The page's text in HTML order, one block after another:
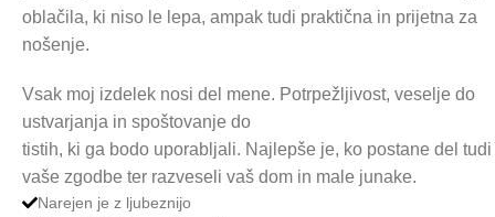
oblačila, ki niso le lepa, ampak tudi praktična in prijetna za
nošenje.
Vsak moj izdelek nosi del mene. Potrpežljivost, veselje do
ustvarjanja in spoštovanje do
tistih, ki ga bodo uporabljali. Najlepše je, ko postane del tudi
vaše zgodbe ter razveseli vaš dom in male junake.
Narejen je z ljubeznijo